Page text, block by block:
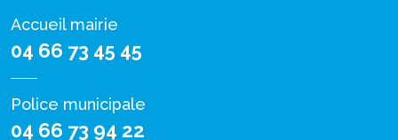
Accueil mairie
04 66 73 45 45
Police municipale
04 66 73 94 22